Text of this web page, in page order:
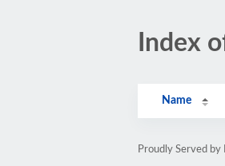
Index
Name
Proudly Served